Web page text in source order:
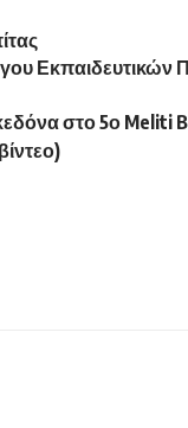
Εκπαιδευτικών
στο 5ο Meliti